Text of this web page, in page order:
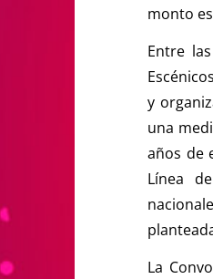
monto
Entre
y
una
años de
Línea
La